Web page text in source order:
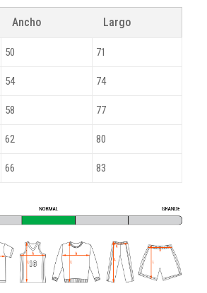
Ancho Largo
50 71
54 74
58 77
62 80
66 83